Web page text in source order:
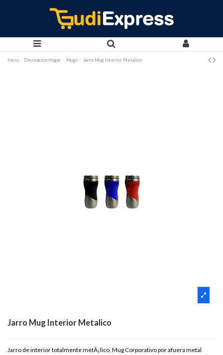
Inicio Decoracion Hogar Mugs Jarro Mug Interior Metalico
Jarro Mug Interior Metalico
Jarro de interior totalmente metÃ¡lico, Mug Corporativo por afuera metal